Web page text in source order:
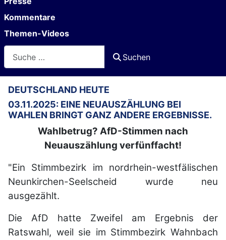
Kommentare
Themen-Videos
Suchen
DEUTSCHLAND HEUTE
03.11.2025: EINE NEUAUSZÄHLUNG BEI
WAHLEN BRINGT GANZ ANDERE ERGEBNISSE.
Wahlbetrug? AfD-Stimmen nach
Neuauszählung verfünffacht!
"Ein Stimmbezirk im nordrhein-westfälischen
Neunkirchen-Seelscheid wurde neu
ausgezählt.
Die AfD hatte Zweifel am Ergebnis der
Ratswahl, weil sie im Stimmbezirk Wahnbach